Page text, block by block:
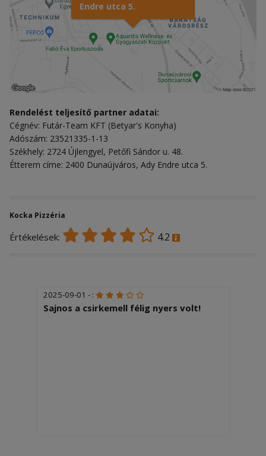
Endre utca 5.
Rendelést teljesítő partner adatai:
Cégnév: Futár-Team KFT (Betyar's Konyha)
Adószám: 23521335-1-13
Székhely: 2724 Újlengyel, Petőfi Sándor u. 48.
Étterem címe: 2400 Dunaújváros, Ady Endre utca 5.
Kocka Pizzéria
Értékelések: 4.2
2025-09-01 - :
Sajnos a csirkemell félig nyers volt!